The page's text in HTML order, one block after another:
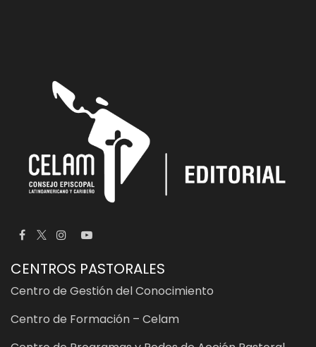
CENTROS PASTORALES
Centro de Gestión del Conocimiento
Centro de Formación – Celam